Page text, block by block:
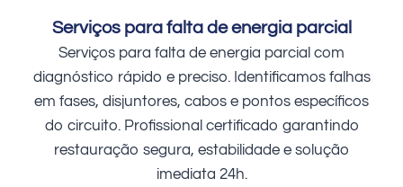
Serviços para falta de energia parcial
Serviços para falta de energia parcial com
diagnóstico rápido e preciso. Identificamos falhas
em fases, disjuntores, cabos e pontos específicos
do circuito. Profissional certificado garantindo
restauração segura, estabilidade e solução
imediata 24h.